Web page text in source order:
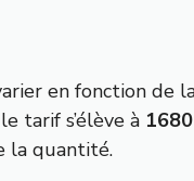
en fonction de
tarif s’élève à
la quantité.